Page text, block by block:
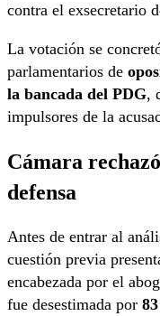
contra el exsecretario
La votación se
parlamentarios de
la bancada del PDG,
impulsores de la
Cámara
defensa
Antes de entrar al
cuestión previa
encabezada por el
fue desestimada por